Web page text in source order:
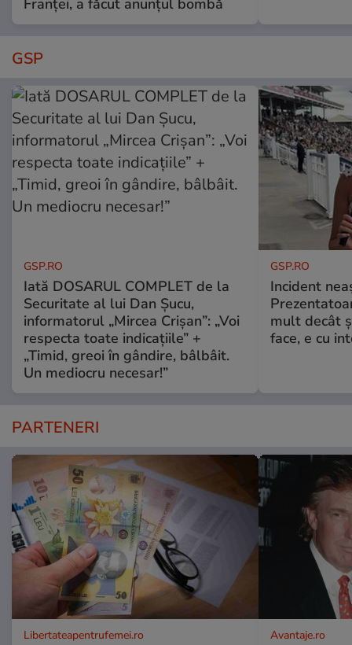
Franței, a făcut anunțul bombă
GSP
GSP.RO
Iată DOSARUL COMPLET de la
Securitate al lui Dan Șucu,
informatorul „Mircea Crișan”: „Voi
respecta toate indicațiile” +
„Timid, greoi în gândire, bâlbâit.
Un mediocru necesar!”
GSP.RO
Incident
mult decât
face, e cu
PARTENERI
Libertateapentrufemei.ro Avantaje.ro